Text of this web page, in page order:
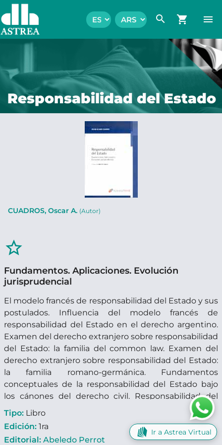
search shopping_cart menu
Responsabilidad del Estado
CUADROS, Oscar A. (Autor)
star_border
Fundamentos. Aplicaciones. Evolución
jurisprudencial
El modelo francés de responsabilidad del Estado y sus
postulados. Influencia del modelo francés de
responsabilidad del Estado en el derecho argentino.
Examen del derecho extranjero sobre responsabilidad
del Estado: la familia del common law. Examen del
derecho extranjero sobre responsabilidad del Estado:
la familia romano-germánica. Fundamentos
conceptuales de la responsabilidad del Estado bajo
los cánones del derecho civil. Responsabilidad del
Estado y personalidad jurídica. Presupuestos de la
responsabilidad del Estado bajo los estándares del
derecho civil. Formas del daño, indemnización y
Tipo: Libro
Edición: 1ra
Editorial: Abeledo Perrot
Ir a Astrea Virtual